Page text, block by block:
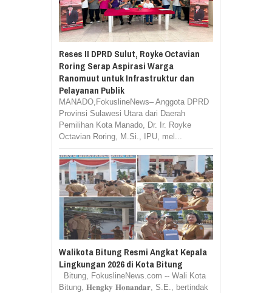
Reses II DPRD Sulut, Royke Octavian
Roring Serap Aspirasi Warga
Ranomuut untuk Infrastruktur dan
Pelayanan Publik
MANADO,FokuslineNews– Anggota DPRD
Provinsi Sulawesi Utara dari Daerah
Pemilihan Kota Manado, Dr. Ir. Royke
Octavian Roring, M.Si., IPU, mel...
Walikota Bitung Resmi Angkat Kepala
Lingkungan 2026 di Kota Bitung
Bitung, FokuslineNews.com -- Wali Kota
Bitung, 𝐇𝐞𝐧𝐠𝐤𝐲 𝐇𝐨𝐧𝐚𝐧𝐝𝐚𝐫, S.E., bertindak